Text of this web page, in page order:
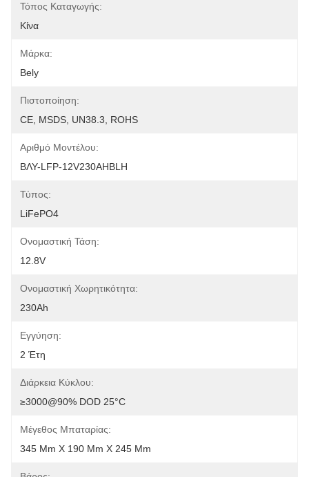
Τόπος Καταγωγής:
Κίνα
Μάρκα:
Bely
Πιστοποίηση:
CE, MSDS, UN38.3, ROHS
Αριθμό Μοντέλου:
ΒΛΥ-LFP-12V230AHBLH
Τύπος:
LiFePO4
Ονομαστική Τάση:
12.8V
Ονομαστική Χωρητικότητα:
230Ah
Εγγύηση:
2 Έτη
Διάρκεια Κύκλου:
≥3000@90% DOD 25°C
Μέγεθος Μπαταρίας:
345 Mm X 190 Mm X 245 Mm